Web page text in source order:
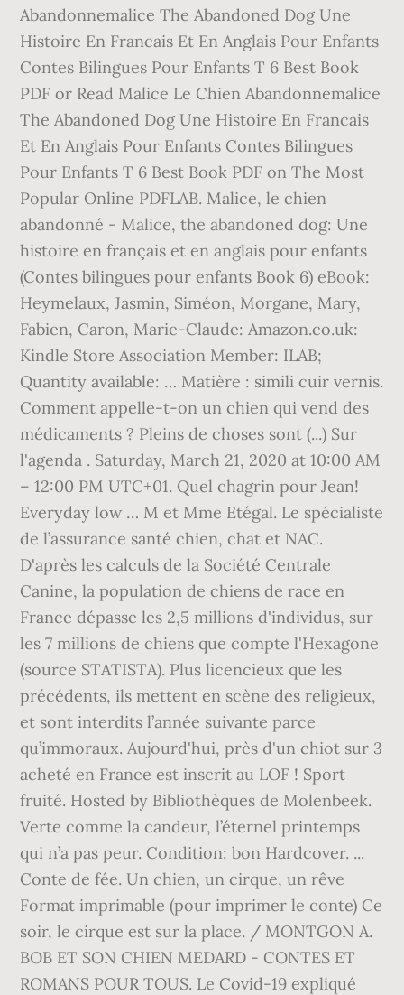
Abandonnemalice The Abandoned Dog Une
Histoire En Francais Et En Anglais Pour Enfants
Contes Bilingues Pour Enfants T 6 Best Book
PDF or Read Malice Le Chien Abandonnemalice
The Abandoned Dog Une Histoire En Francais
Et En Anglais Pour Enfants Contes Bilingues
Pour Enfants T 6 Best Book PDF on The Most
Popular Online PDFLAB. Malice, le chien
abandonné - Malice, the abandoned dog: Une
histoire en français et en anglais pour enfants
(Contes bilingues pour enfants Book 6) eBook:
Heymelaux, Jasmin, Siméon, Morgane, Mary,
Fabien, Caron, Marie-Claude: Amazon.co.uk:
Kindle Store Association Member: ILAB;
Quantity available: … Matière : simili cuir vernis.
Comment appelle-t-on un chien qui vend des
médicaments ? Pleins de choses sont (...) Sur
l'agenda . Saturday, March 21, 2020 at 10:00 AM
– 12:00 PM UTC+01. Quel chagrin pour Jean!
Everyday low … M et Mme Etégal. Le spécialiste
de l’assurance santé chien, chat et NAC.
D'après les calculs de la Société Centrale
Canine, la population de chiens de race en
France dépasse les 2,5 millions d'individus, sur
les 7 millions de chiens que compte l'Hexagone
(source STATISTA). Plus licencieux que les
précédents, ils mettent en scène des religieux,
et sont interdits l’année suivante parce
qu’immoraux. Aujourd'hui, près d'un chiot sur 3
acheté en France est inscrit au LOF ! Sport
fruité. Hosted by Bibliothèques de Molenbeek.
Verte comme la candeur, l’éternel printemps
qui n’a pas peur. Condition: bon Hardcover. ...
Conte de fée. Un chien, un cirque, un rêve
Format imprimable (pour imprimer le conte) Ce
soir, le cirque est sur la place. / MONTGON A.
BOB ET SON CHIEN MEDARD - CONTES ET
ROMANS POUR TOUS. Le Covid-19 expliqué